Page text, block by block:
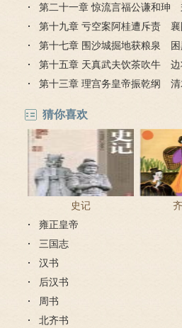
台湾
第二十一章 惊流言福公谦和珅
藏拙
第十九章 亏空案阿桂遭斥责 襄
算
第十七章 围沙城掘地获粮泉 困
兵
第十五章 天真武夫饮茶吹牛 边
情
第十三章 理宫务皇帝振乾纲 清
猜你喜欢
史记
雍正皇帝
三国志
汉书
后汉书
周书
北齐书